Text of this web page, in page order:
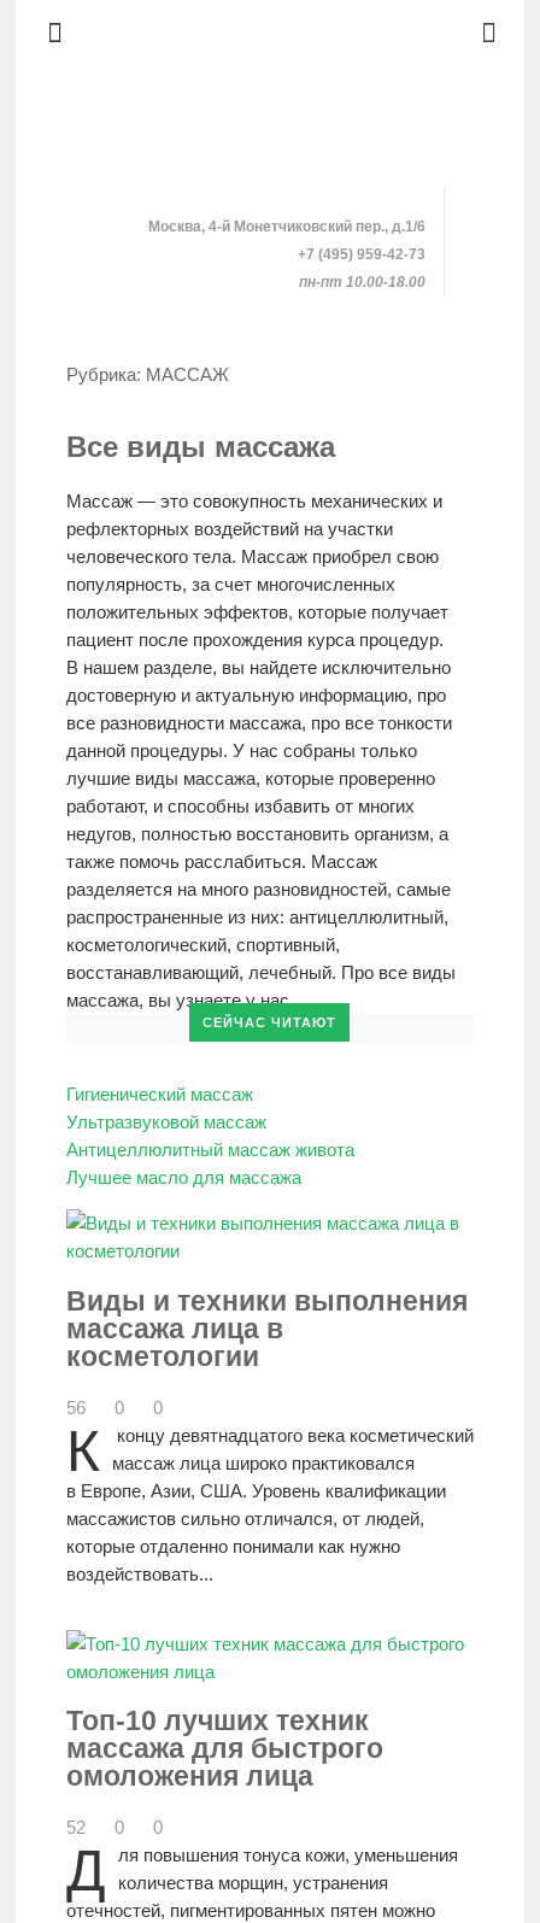
Москва, 4-й Монетчиковский пер., д.1/6
+7 (495) 959-42-73
пн-пт 10.00-18.00
ПРОЦЕДУРЫ
МАССАЖ
ИДЕАЛЫ
КРАСОТЫ
Моя
История
КОНТАКТЫ
Врачи-
авторы
Рубрика: МАССАЖ
Все виды массажа
Массаж — это совокупность механических и
рефлекторных воздействий на участки
человеческого тела. Массаж приобрел свою
популярность, за счет многочисленных
положительных эффектов, которые получает
пациент после прохождения курса процедур.
В нашем разделе, вы найдете исключительно
достоверную и актуальную информацию, про
все разновидности массажа, про все тонкости
данной процедуры. У нас собраны только
лучшие виды массажа, которые проверенно
работают, и способны избавить от многих
недугов, полностью восстановить организм, а
также помочь расслабиться. Массаж
разделяется на много разновидностей, самые
распространенные из них: антицеллюлитный,
косметологический, спортивный,
восстанавливающий, лечебный. Про все виды
массажа, вы узнаете у нас.
СЕЙЧАС ЧИТАЮТ
Гигиенический массаж
Ультразвуковой массаж
Антицеллюлитный массаж живота
Лучшее масло для массажа
Виды и техники выполнения
массажа лица в
косметологии
56 0 0
К
концу девятнадцатого века косметический
массаж лица широко практиковался
в Европе, Азии, США. Уровень квалификации
массажистов сильно отличался, от людей,
которые отдаленно понимали как нужно
воздействовать...
Топ-10 лучших техник
массажа для быстрого
омоложения лица
52 0 0
Д
ля повышения тонуса кожи, уменьшения
количества морщин, устранения
отечностей, пигментированных пятен можно